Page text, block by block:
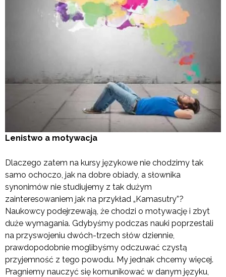
Lenistwo a motywacja
Dlaczego zatem na kursy językowe nie chodzimy tak
samo ochoczo, jak na dobre obiady, a słownika
synonimów nie studiujemy z tak dużym
zainteresowaniem jak na przykład „Kamasutry”?
Naukowcy podejrzewają, że chodzi o motywację i zbyt
duże wymagania. Gdybyśmy podczas nauki poprzestali
na przyswojeniu dwóch-trzech słów dziennie,
prawdopodobnie moglibyśmy odczuwać czystą
przyjemność z tego powodu. My jednak chcemy więcej.
Pragniemy nauczyć się komunikować w danym języku,